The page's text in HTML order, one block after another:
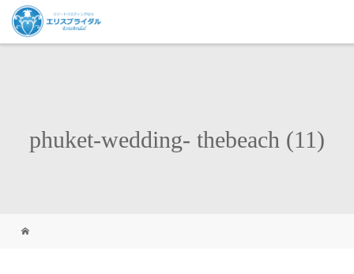
phuket-wedding- thebeach (11)